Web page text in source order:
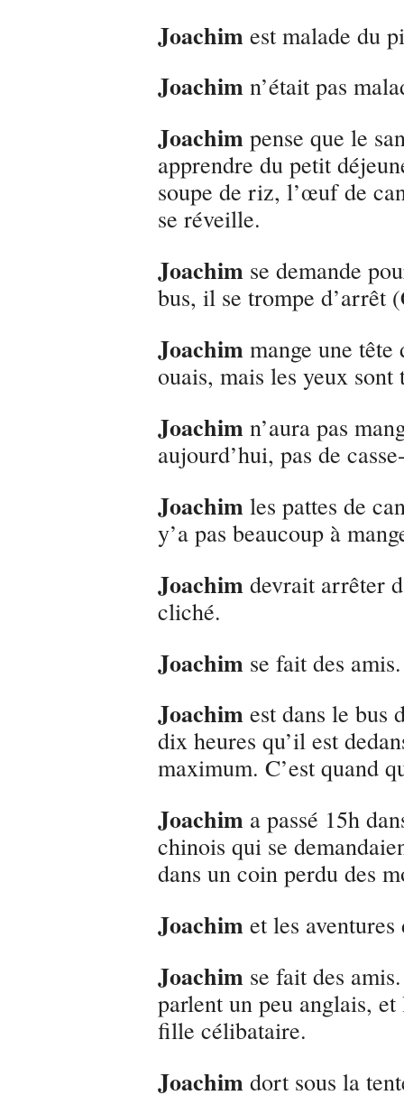
Joachim est malade du
Joachim n’était pas
Joachim pense que le
apprendre du petit
soupe de riz, l’œuf de
se réveille.
Joachim se demande
bus, il se trompe d’arrêt
Joachim mange une
ouais, mais les yeux
Joachim n’aura pas
aujourd’hui, pas de
Joachim les pattes de
y’a pas beaucoup à
Joachim devrait arrêter
cliché.
Joachim se fait des amis.
Joachim est dans le bus
dix heures qu’il est
maximum. C’est quand
Joachim a passé 15h
chinois qui se
dans un coin perdu des
Joachim et les
Joachim se fait des
parlent un peu anglais,
fille célibataire.
Joachim dort sous la